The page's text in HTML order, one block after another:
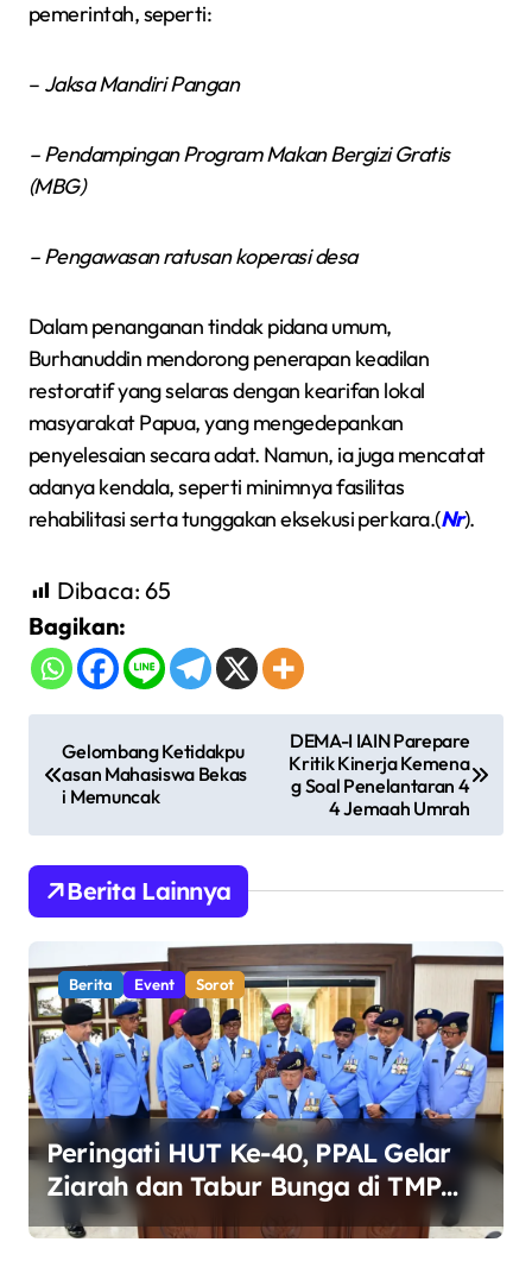
pemerintah, seperti:
– Jaksa Mandiri Pangan
– Pendampingan Program Makan Bergizi Gratis
(MBG)
– Pengawasan ratusan koperasi desa
Dalam penanganan tindak pidana umum,
Burhanuddin mendorong penerapan keadilan
restoratif yang selaras dengan kearifan lokal
masyarakat Papua, yang mengedepankan
penyelesaian secara adat. Namun, ia juga mencatat
adanya kendala, seperti minimnya fasilitas
rehabilitasi serta tunggakan eksekusi perkara.(Nr).
Dibaca: 65
Bagikan:
a
a
s
i
p
o
s
Gelombang Ketidakpu
asan Mahasiswa Bekas
i Memuncak
DEMA-I IAIN Parepare
Kritik Kinerja Kemena
g Soal Penelantaran 4
4 Jemaah Umrah
Berita Lainnya
Berita Event Sorot
Peringati HUT Ke-40, PPAL Gelar
Ziarah dan Tabur Bunga di TMP
Kalibata